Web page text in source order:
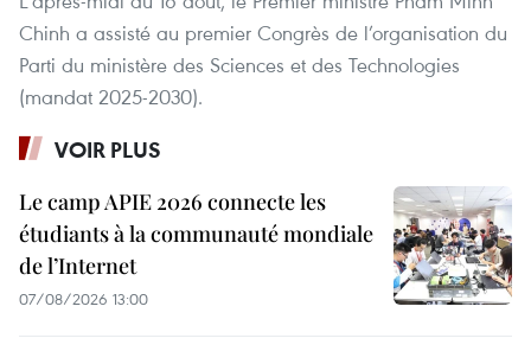
Chinh a assisté au premier Congrès de l’organisation du
Parti du ministère des Sciences et des Technologies
(mandat 2025-2030).
VOIR PLUS
Le camp APIE 2026 connecte les
étudiants à la communauté mondiale
de l’Internet
07/08/2026 13:00